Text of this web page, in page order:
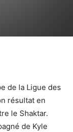
de la Ligue des
résultat en
le Shaktar.
de Kyle